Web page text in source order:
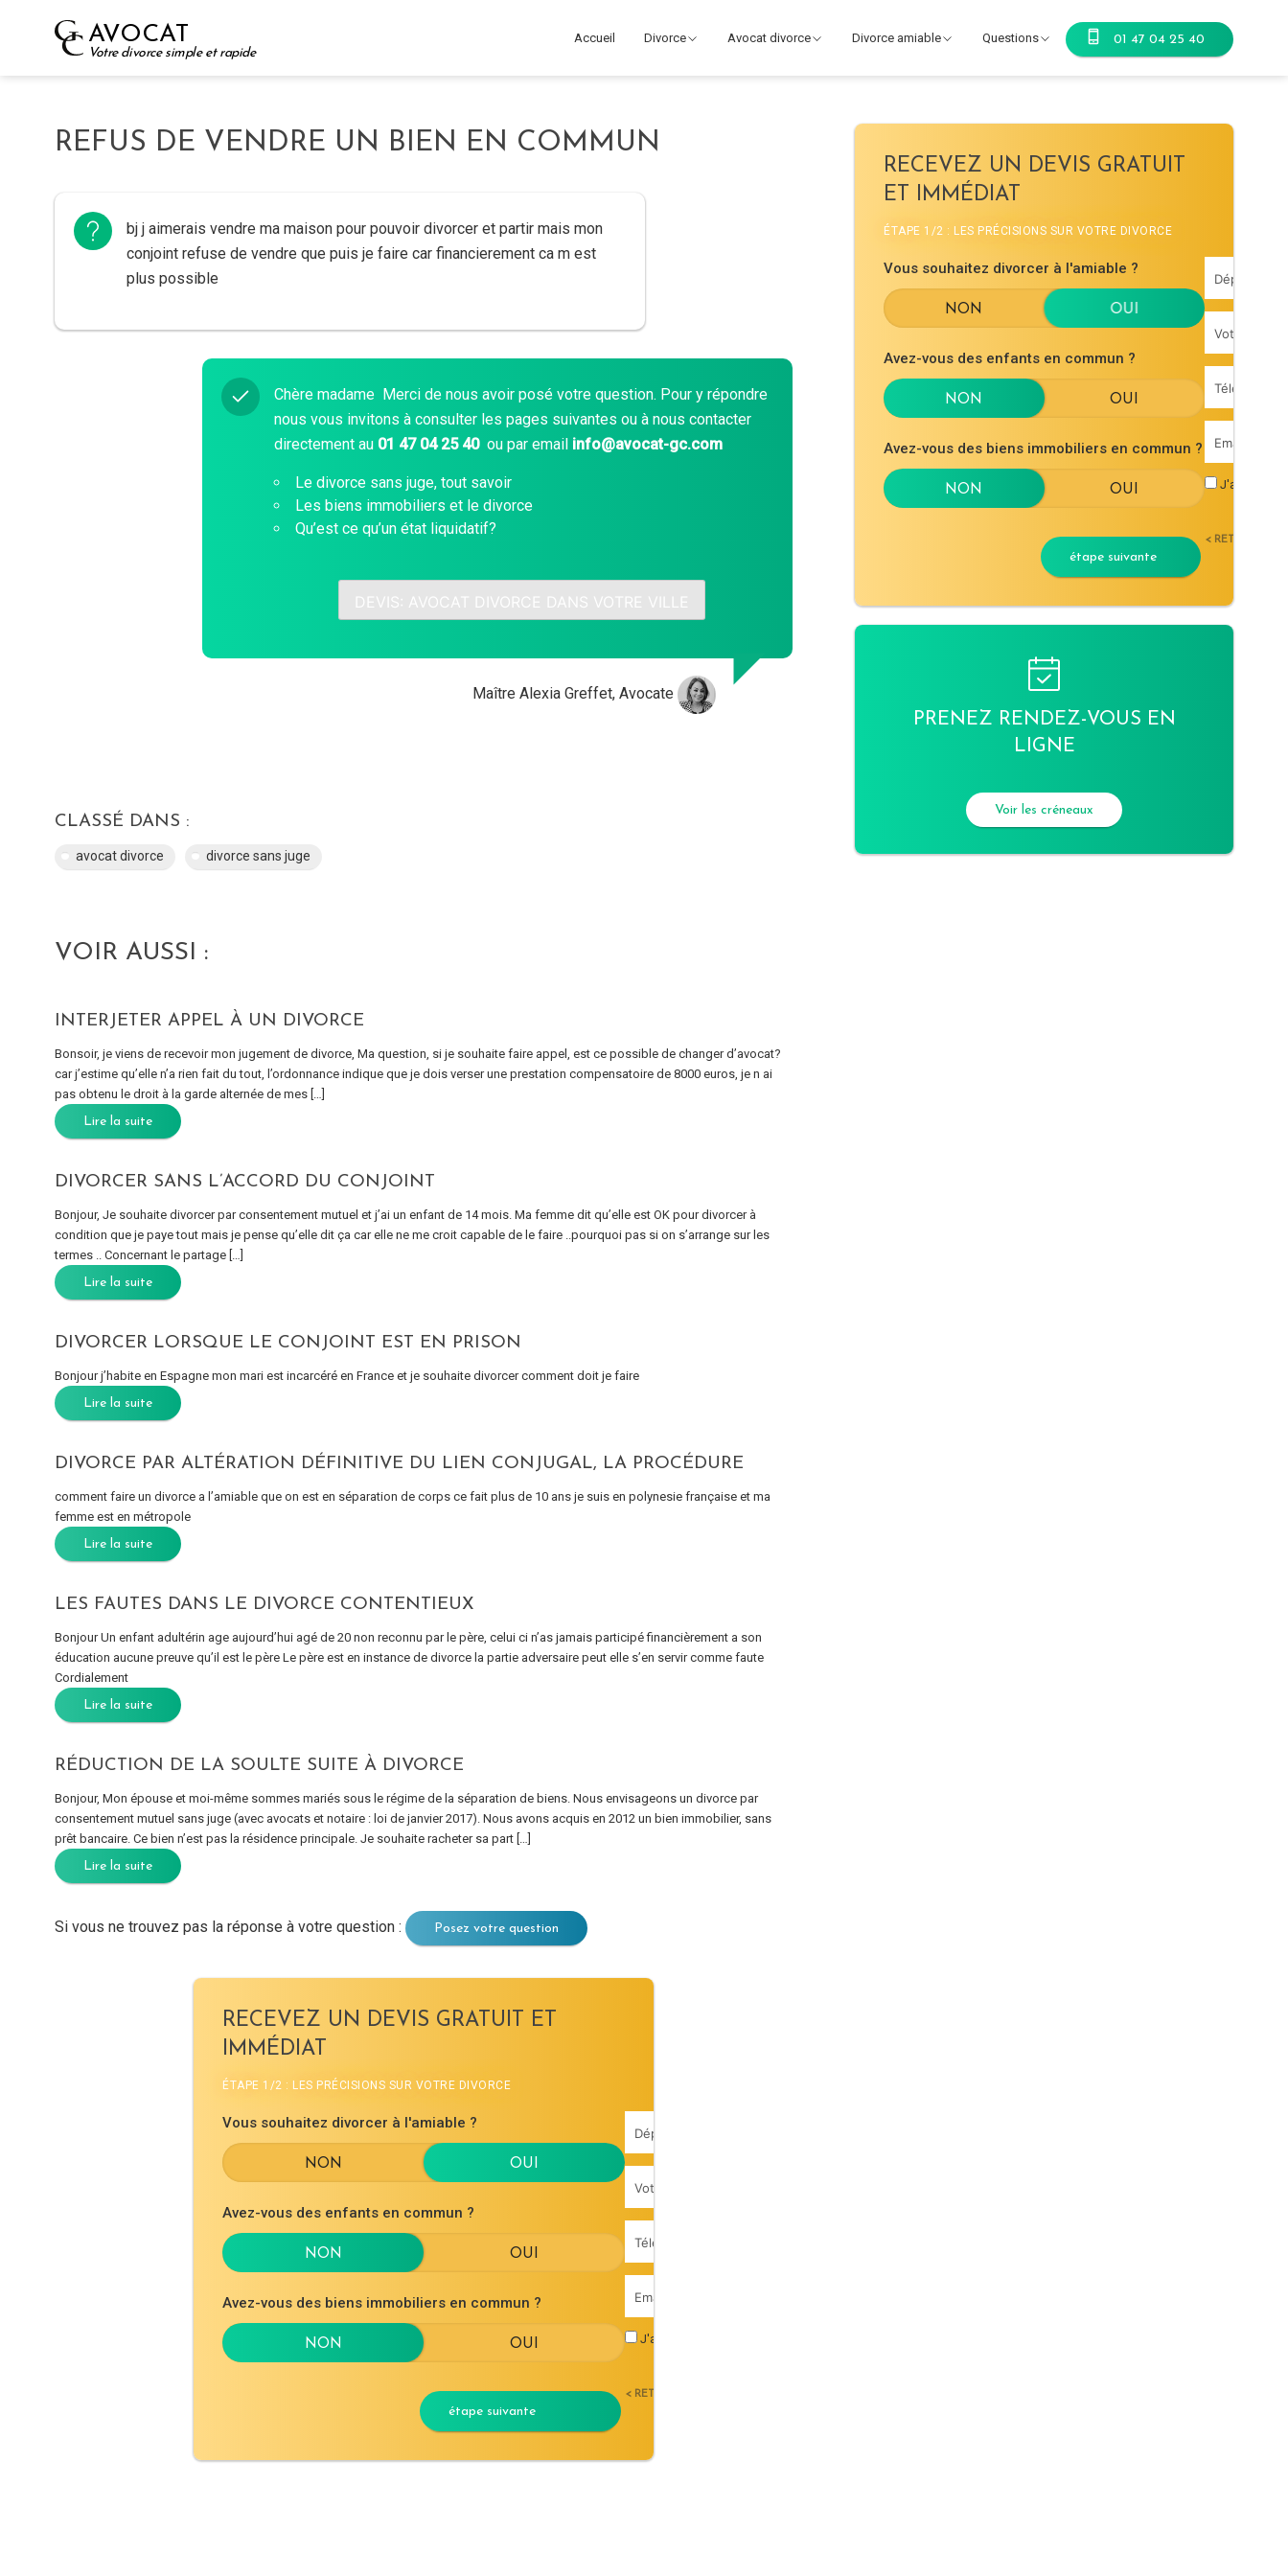
AVOCAT
Votre divorce simple et rapide
Accueil Divorce Avocat divorce Divorce amiable Questions 01 47 04 25 40
REFUS DE VENDRE UN BIEN EN COMMUN
bj j aimerais vendre ma maison pour pouvoir divorcer et partir mais mon
conjoint refuse de vendre que puis je faire car financierement ca m est
plus possible
Chère madame Merci de nous avoir posé votre question. Pour y répondre
nous vous invitons à consulter les pages suivantes ou à nous contacter
directement au 01 47 04 25 40 ou par email info@avocat-gc.com
Le divorce sans juge, tout savoir
Les biens immobiliers et le divorce
Qu’est ce qu’un état liquidatif?
DEVIS: AVOCAT DIVORCE DANS VOTRE VILLE
Maître Alexia Greffet, Avocate
CLASSÉ DANS :
avocat divorce divorce sans juge
VOIR AUSSI :
INTERJETER APPEL À UN DIVORCE
Bonsoir, je viens de recevoir mon jugement de divorce, Ma question, si je souhaite faire appel, est ce possible de changer d’avocat?
car j’estime qu’elle n’a rien fait du tout, l’ordonnance indique que je dois verser une prestation compensatoire de 8000 euros, je n ai
pas obtenu le droit à la garde alternée de mes […]
Lire la suite
DIVORCER SANS L’ACCORD DU CONJOINT
Bonjour, Je souhaite divorcer par consentement mutuel et j’ai un enfant de 14 mois. Ma femme dit qu’elle est OK pour divorcer à
condition que je paye tout mais je pense qu’elle dit ça car elle ne me croit capable de le faire ..pourquoi pas si on s’arrange sur les
termes .. Concernant le partage […]
Lire la suite
DIVORCER LORSQUE LE CONJOINT EST EN PRISON
Bonjour j’habite en Espagne mon mari est incarcéré en France et je souhaite divorcer comment doit je faire
Lire la suite
DIVORCE PAR ALTÉRATION DÉFINITIVE DU LIEN CONJUGAL, LA PROCÉDURE
comment faire un divorce a l’amiable que on est en séparation de corps ce fait plus de 10 ans je suis en polynesie française et ma
femme est en métropole
Lire la suite
LES FAUTES DANS LE DIVORCE CONTENTIEUX
Bonjour Un enfant adultérin age aujourd’hui agé de 20 non reconnu par le père, celui ci n’as jamais participé financièrement a son
éducation aucune preuve qu’il est le père Le père est en instance de divorce la partie adversaire peut elle s’en servir comme faute
Cordialement
Lire la suite
RÉDUCTION DE LA SOULTE SUITE À DIVORCE
Bonjour, Mon épouse et moi-même sommes mariés sous le régime de la séparation de biens. Nous envisageons un divorce par
consentement mutuel sans juge (avec avocats et notaire : loi de janvier 2017). Nous avons acquis en 2012 un bien immobilier, sans
prêt bancaire. Ce bien n’est pas la résidence principale. Je souhaite racheter sa part […]
Lire la suite
Si vous ne trouvez pas la réponse à votre question : Posez votre question
RECEVEZ UN DEVIS GRATUIT ET
IMMÉDIAT
ÉTAPE 1/2 : LES PRÉCISIONS SUR VOTRE DIVORCE
Vous souhaitez divorcer à l'amiable ?
Avez-vous des enfants en commun ?
Avez-vous des biens immobiliers en commun ?
étape suivante
J'accepte les
< RETOUR
RECEVEZ UN DEVIS GRATUIT
ET IMMÉDIAT
ÉTAPE 1/2 : LES PRÉCISIONS SUR VOTRE DIVORCE
Vous souhaitez divorcer à l'amiable ?
Avez-vous des enfants en commun ?
Avez-vous des biens immobiliers en commun ?
étape suivante
J'accepte
< RETOUR
PRENEZ RENDEZ-VOUS EN
LIGNE
Voir les créneaux